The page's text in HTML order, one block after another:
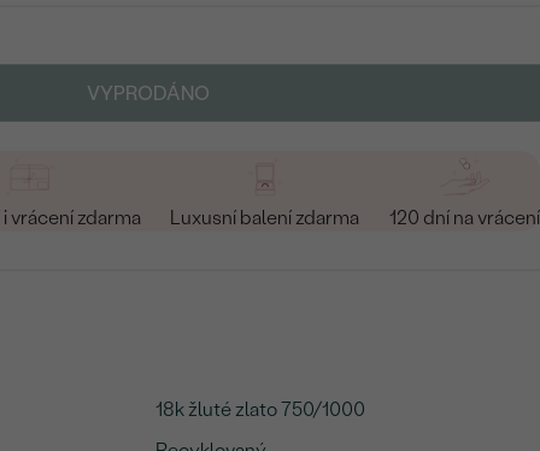
VYPRODÁNO
vrácení zdarma Luxusní balení zdarma 120 dní na vrácení
18k žluté zlato 750/1000